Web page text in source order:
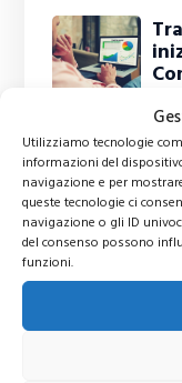
Utilizziamo tecnologie
informazioni del
navigazione e per
queste tecnologie ci
navigazione o gli ID
del consenso possono
funzioni.
IQ
a